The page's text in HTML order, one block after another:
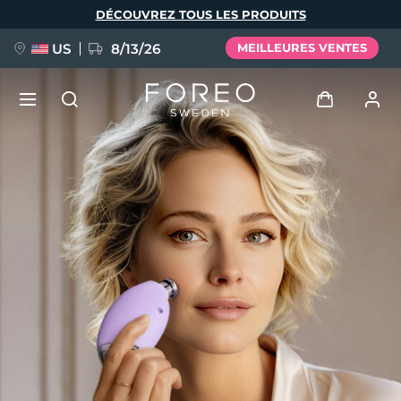
DÉCOUVREZ TOUS LES PRODUITS
US 8/13/26 MEILLEURES VENTES
Se connecter
Profil de l'utilisateur
Mes appareils
Mes commandes
Mes adresses
Mes abonnements
NOUVEAU
FAQ™ Pure Beauty-Tech Elixir
BREAKING NEWS
issa™ Teeth Whitening Set
Langue
English Deutsch
Español
Français
Italiano
Português
Svenska
Русский
简体中文 繁體中文